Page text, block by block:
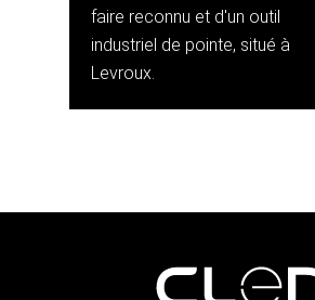
faire reconnu et d'un outil
industriel de pointe, situé à
Levroux.